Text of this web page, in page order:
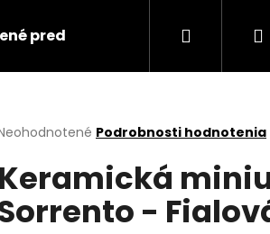
predmety Keramika
Hľadať
produktu
je
Podrobnosti hodnotenia
Keramická
-